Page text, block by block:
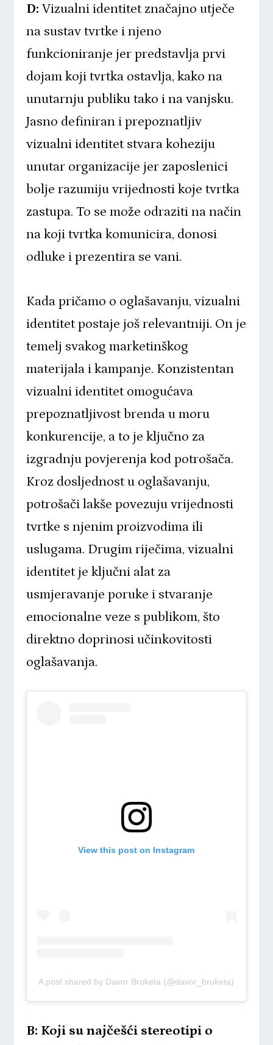
D: Vizualni identitetznačajno utječe
na sustav tvrtke i njeno
funkcioniranje jer predstavlja prvi
dojam koji tvrtka ostavlja, kako na
unutarnju publiku tako i na vanjsku.
Jasno definiran i prepoznatljiv
vizualni identitet stvara koheziju
unutar organizacije jer zaposlenici
bolje razumiju vrijednosti koje tvrtka
zastupa. To se može odraziti na način
na koji tvrtka komunicira, donosi
odluke i prezentira se vani.
Kada pričamo o oglašavanju, vizualni
identitet postaje još relevantniji. On je
temelj svakog marketinškog
materijala i kampanje. Konzistentan
vizualni identitet omogućava
prepoznatljivost brendau moru
konkurencije, a to je ključno za
izgradnju povjerenja kod potrošača.
Kroz dosljednost u oglašavanju,
potrošači lakše povezuju vrijednosti
tvrtke s njenim proizvodima ili
uslugama. Drugim riječima, vizualni
identitet je ključni alat za
usmjeravanje poruke i stvaranje
emocionalne veze s publikom, što
direktno doprinosi učinkovitosti
oglašavanja.
View this post on Instagram
A post shared by Davor Bruketa (@davor_bruketa)
B: Koji su najčešći stereotipi o